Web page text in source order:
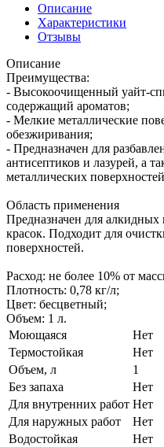
Описание
Характеристики
Отзывы
Описание
Преимущества:
- Высокоочищенный уайт-
содержащий ароматов;
- Мелкие металлические
обезжиривания;
- Предназначен для
антисептиков и лазурей, а
металлических
Область применения
Предназначен для алкидных
красок. Подходит для
поверхностей.
Расход: не более 10% от
Плотность: 0,78 кг/л;
Цвет: бесцветный;
Объем: 1 л.
Моющаяся
Нет
Термостойкая
Нет
Объем, л
1
Без запаха
Нет
Для внутренних работ Нет
Для наружных работ
Нет
Водостойкая
Нет